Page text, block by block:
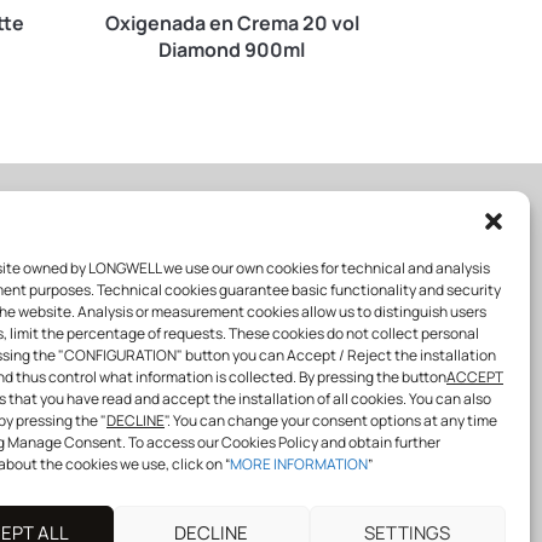
owned by LONGWELL we use our own cookies for technical and analysis
purposes. Technical cookies guarantee basic functionality and security
website. Analysis or measurement cookies allow us to distinguish users
limit the percentage of requests. These cookies do not collect personal
the "CONFIGURATION" button you can Accept / Reject the installation
thus control what information is collected. By pressing the buttonACCEPT
that you have read and accept the installation of all cookies. You can also
pressing the "DECLINE". You can change your consent options at any time
Manage Consent. To access our Cookies Policy and obtain further
the cookies we use, click on “MORE INFORMATION”
ALL DECLINE SETTINGS
Oxigenada en Crema 20 vol
Diamond 900ml
FOLLOW US
info@longwellprofessional.com
SHARE WITH US!
#longwell#longwellspain
#Youareourinspiration#longwellprofes